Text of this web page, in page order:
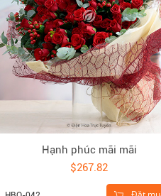
Hạnh phúc mãi mãi
$267.82